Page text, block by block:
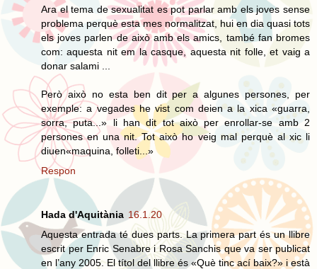
Ara el tema de sexualitat es pot parlar amb els joves sense
problema perquè esta mes normalitzat, hui en dia quasi tots
els joves parlen de això amb els amics, també fan bromes
com: aquesta nit em la casque, aquesta nit folle, et vaig a
donar salami ...
Però això no esta ben dit per a algunes persones, per
exemple: a vegades he vist com deien a la xica «guarra,
sorra, puta...» li han dit tot això per enrollar-se amb 2
persones en una nit. Tot això ho veig mal perquè al xic li
diuen«maquina, folleti...»
Respon
Hada d'Aquitània 16.1.20
Aquesta entrada té dues parts. La primera part és un llibre
escrit per Enric Senabre i Rosa Sanchis que va ser publicat
en l’any 2005. El títol del llibre és «Què tinc ací baix?» i està